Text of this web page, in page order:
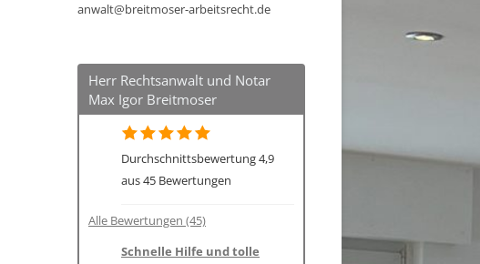
anwalt@breitmoser-arbeitsrecht.de
Herr Rechtsanwalt und Notar
Max Igor Breitmoser
Durchschnittsbewertung 4,9
aus 45 Bewertungen
Alle Bewertungen (45)
Schnelle Hilfe und tolle